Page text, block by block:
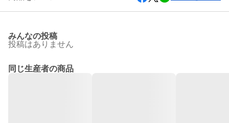
みんなの投稿
投稿はありません
同じ生産者の商品